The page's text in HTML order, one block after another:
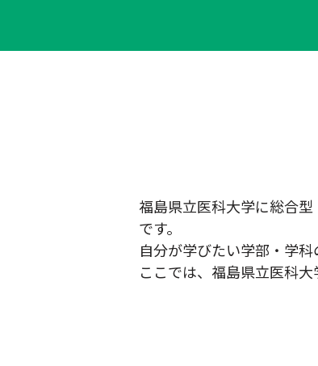
福島県立医科大学に総合
です。
自分が学びたい学部・学
ここでは、福島県立医科